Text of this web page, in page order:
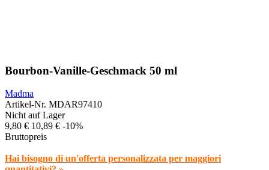
Bourbon-Vanille-Geschmack 50 ml
Madma
Artikel-Nr. MDAR97410
Nicht auf Lager
9,80 € 10,89 € -10%
Bruttopreis
Hai bisogno di un'offerta personalizzata per maggiori